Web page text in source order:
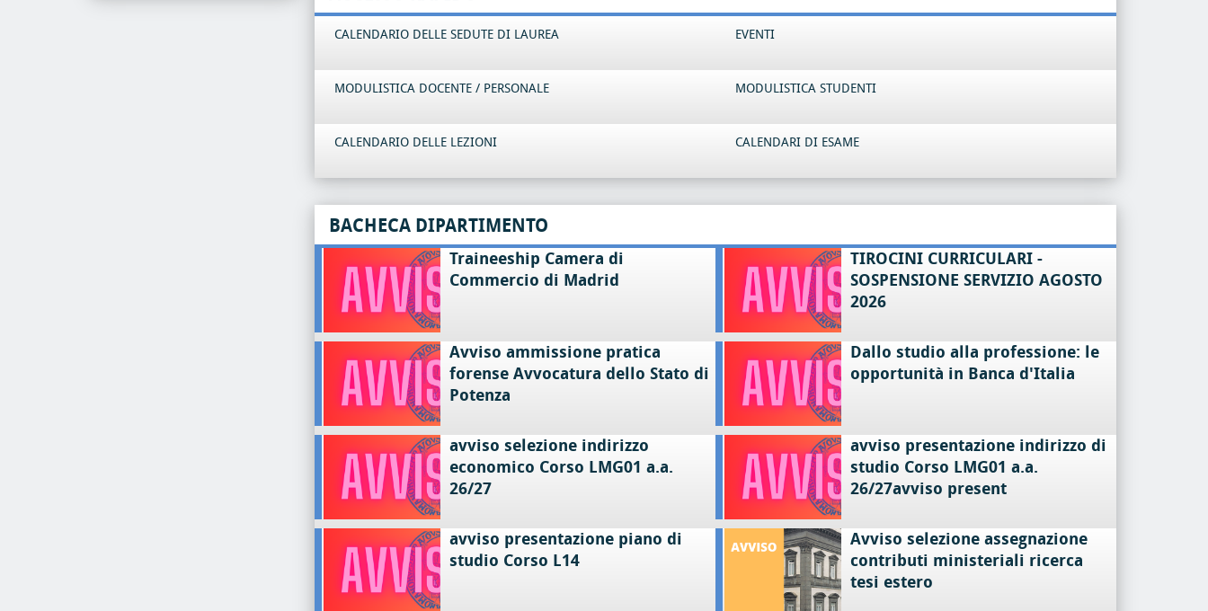
CALENDARIO DELLE SEDUTE DI LAUREA EVENTI
MODULISTICA DOCENTE / PERSONALE MODULISTICA STUDENTI
CALENDARIO DELLE LEZIONI CALENDARI DI ESAME
BACHECA DIPARTIMENTO
Traineeship Camera di
Commercio di Madrid
TIROCINI CURRICULARI -
SOSPENSIONE SERVIZIO AGOSTO
2026
Avviso ammissione pratica
forense Avvocatura dello Stato di
Potenza
Dallo studio alla professione: le
opportunità in Banca d'Italia
avviso selezione indirizzo
economico Corso LMG01 a.a.
26/27
avviso presentazione indirizzo di
studio Corso LMG01 a.a.
26/27avviso present
avviso presentazione piano di
studio Corso L14
Avviso selezione assegnazione
contributi ministeriali ricerca
tesi estero